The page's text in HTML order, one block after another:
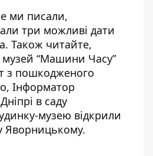
ми писали,
три можливі дати
. Також читайте,
музей “Машини Часу”
з пошкодженого
Інформатор
в саду
музею відкрили
Яворницькому.